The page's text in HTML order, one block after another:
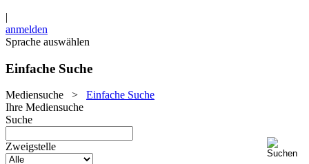
|
anmelden
Sprache auswählen
Einfache Suche
Mediensuche > Einfache Suche
Ihre Mediensuche
Suche
Zweigstelle